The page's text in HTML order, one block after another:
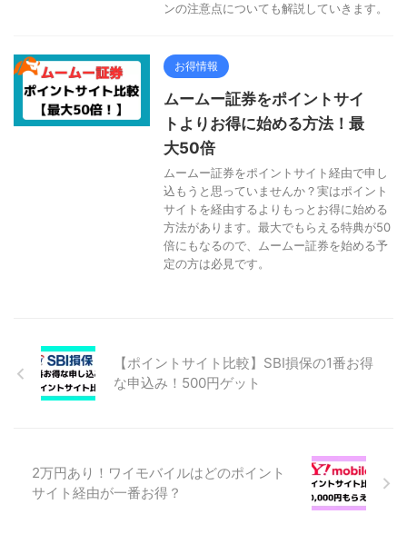
ンの注意点についても解説していきます。
お得情報
ムームー証券をポイントサイ
トよりお得に始める方法！最
大50倍
ムームー証券をポイントサイト経由で申し
込もうと思っていませんか？実はポイント
サイトを経由するよりもっとお得に始める
方法があります。最大でもらえる特典が50
倍にもなるので、ムームー証券を始める予
定の方は必見です。
【ポイントサイト比較】SBI損保の1番お得
な申込み！500円ゲット
2万円あり！ワイモバイルはどのポイント
サイト経由が一番お得？